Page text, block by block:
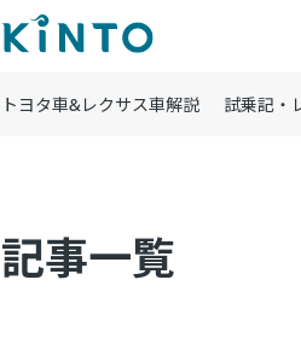
トヨタ車&レクサス車解説 試乗記・
記事一覧